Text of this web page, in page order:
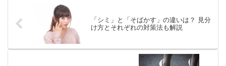
「シミ」と「そばかす」の違いは？ 見分
け方とそれぞれの対策法も解説